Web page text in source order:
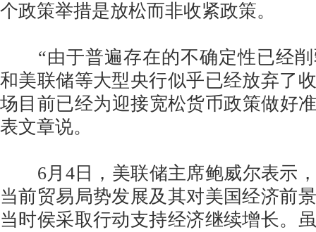
个政策举措是放松而非收紧政策。
“由于普遍存在的不确定性已经削
和美联储等大型央行似乎已经放弃了
场目前已经为迎接宽松货币政策做好
表文章说。
6月4日，美联储主席鲍威尔表示，
当前贸易局势发展及其对美国经济前
当时侯采取行动支持经济继续增长。